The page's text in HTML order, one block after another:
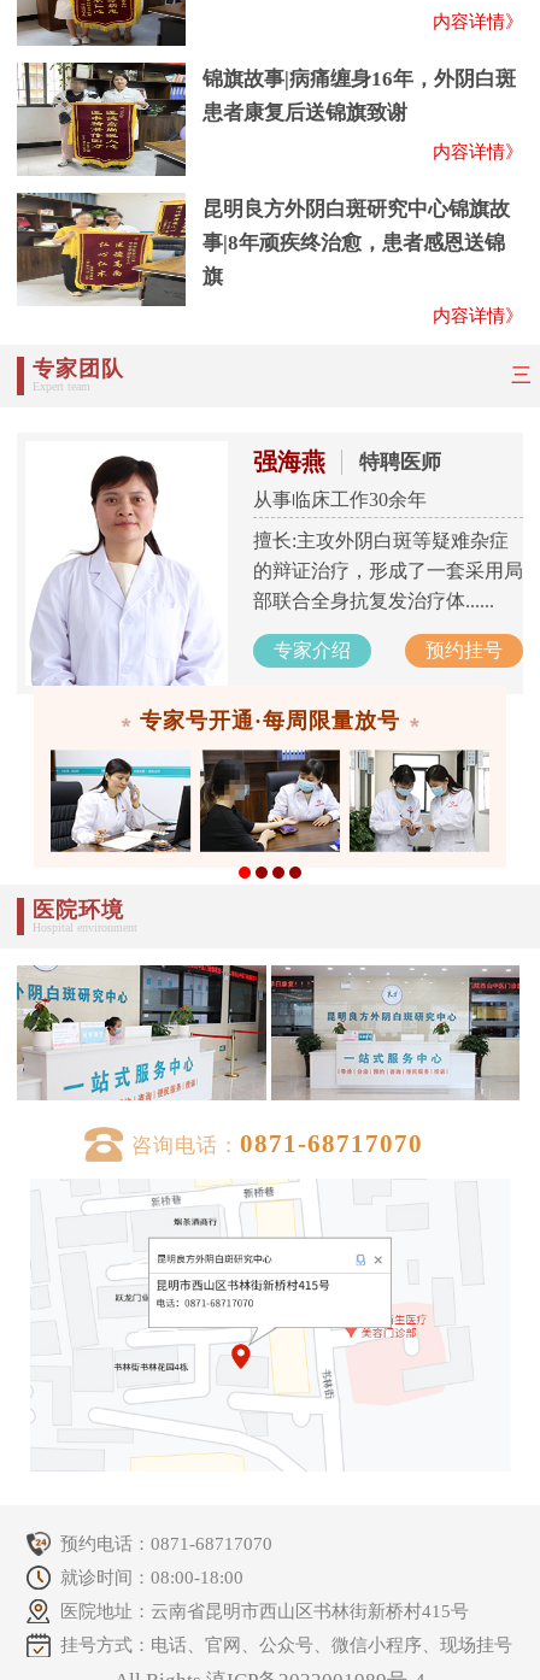
内容详情》
锦旗故事|病痛缠身16年，外阴白斑
患者康复后送锦旗致谢
内容详情》
昆明良方外阴白斑研究中心锦旗故
事|8年顽疾终治愈，患者感恩送锦
旗
内容详情》
专家团队
Expert team
三
强海燕 特聘医师
从事临床工作30余年
擅长:主攻外阴白斑等疑难杂症
的辩证治疗，形成了一套采用局
部联合全身抗复发治疗体......
专家介绍 预约挂号
专家号开通·每周限量放号
医院环境
Hospital environment
咨询电话：0871-68717070
预约电话：0871-68717070
就诊时间：08:00-18:00
医院地址：云南省昆明市西山区书林街新桥村415号
挂号方式：电话、官网、公众号、微信小程序、现场挂号